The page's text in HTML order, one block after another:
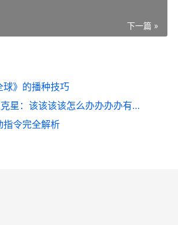
下一篇 »
》的播种技巧
| 王者荣耀甄姬克星：该该该该怎么办办办办有效对抗这位法师
令完全解析